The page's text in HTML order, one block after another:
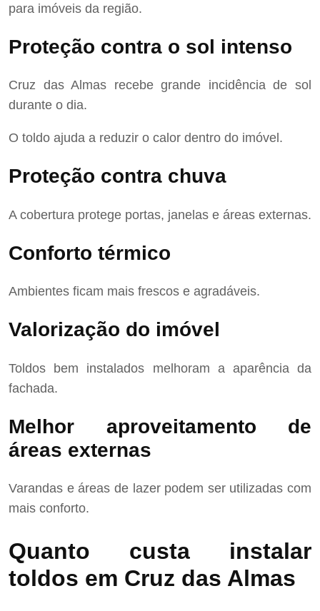
para imóveis da região.
Proteção contra o sol intenso
Cruz das Almas recebe grande incidência de sol
durante o dia.
O toldo ajuda a reduzir o calor dentro do imóvel.
Proteção contra chuva
A cobertura protege portas, janelas e áreas externas.
Conforto térmico
Ambientes ficam mais frescos e agradáveis.
Valorização do imóvel
Toldos bem instalados melhoram a aparência da
fachada.
Melhor aproveitamento de
áreas externas
Varandas e áreas de lazer podem ser utilizadas com
mais conforto.
Quanto custa instalar
toldos em Cruz das Almas